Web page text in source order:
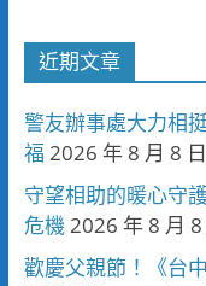
近期文章
警友辦事處大力相
福 2026 年 8 月 8 日
守望相助的暖心守
危機 2026 年 8 月 8
歡慶父親節！《台